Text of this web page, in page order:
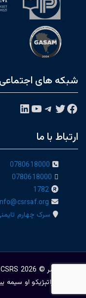
شبکه های
فیس‌بوکتوییتر تلگرام یوتیوبلینکداین
ارتباط با ما
0780618000
0780618000
1782
سرک چهارم
حق نشر © 2026
ستراتېژیکو او سیمه